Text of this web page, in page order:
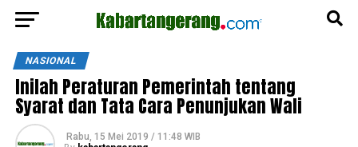
NASIONAL
Inilah Peraturan Pemerintah tentang
Syarat dan Tata Cara Penunjukan Wali
Rabu, 15 Mei 2019 / 11:48 WIB